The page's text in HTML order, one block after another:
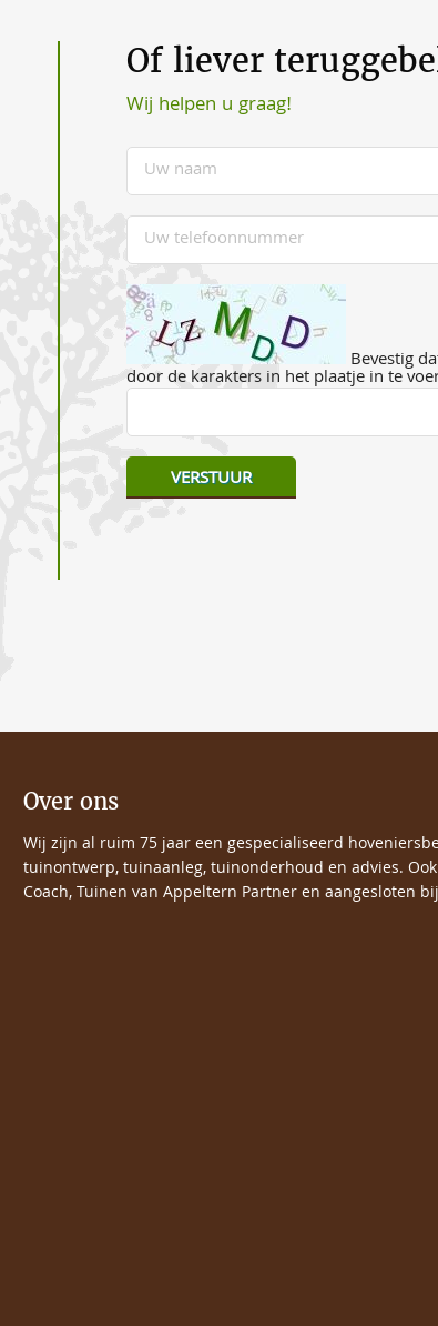
Of liever
Wij helpen u graag!
Bevestig
door de karakters in het plaatje in te
Over ons
Wij zijn al ruim 75 jaar een gespecialiseerd
tuinontwerp, tuinaanleg, tuinonderhoud en advies.
Coach, Tuinen van Appeltern Partner en aangesloten